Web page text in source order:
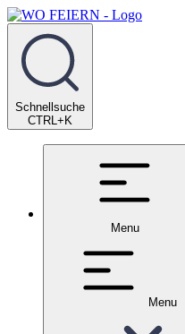
Schnellsuche
CTRL+K
Menu
Menu